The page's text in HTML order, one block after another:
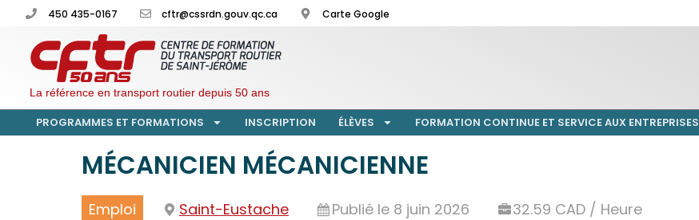
450 435-0167 cftr@cssrdn.gouv.qc.ca Carte Google
La référence en transport routier depuis 50 ans
PROGRAMMES ET FORMATIONS INSCRIPTION ÉLÈVES FORMATION CONTINUE ET SERVICE AUX ENTREPRISES
MÉCANICIEN MÉCANICIENNE
Emploi Saint-Eustache Publié le 8 juin 2026 32.59 CAD / Heure